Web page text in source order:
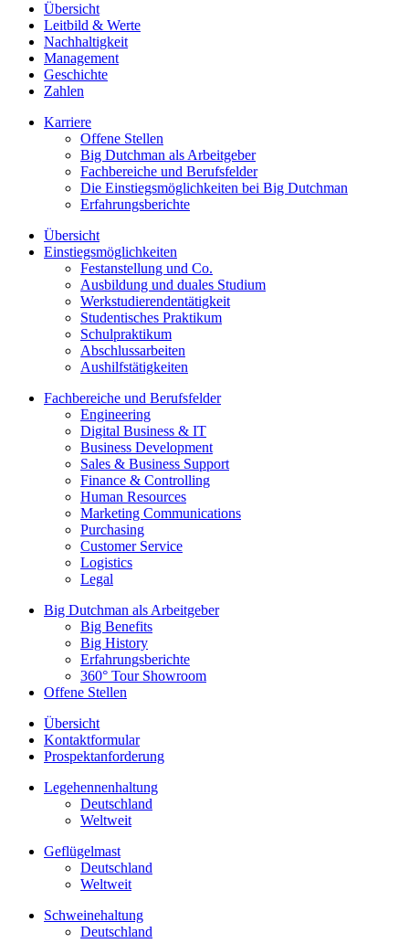
Übersicht
Leitbild & Werte
Nachhaltigkeit
Management
Geschichte
Zahlen
Karriere
Offene Stellen
Big Dutchman als Arbeitgeber
Fachbereiche und Berufsfelder
Die Einstiegsmöglichkeiten bei Big Dutchman
Erfahrungsberichte
Übersicht
Einstiegsmöglichkeiten
Festanstellung und Co.
Ausbildung und duales Studium
Werkstudierendentätigkeit
Studentisches Praktikum
Schulpraktikum
Abschlussarbeiten
Aushilfstätigkeiten
Fachbereiche und Berufsfelder
Engineering
Digital Business & IT
Business Development
Sales & Business Support
Finance & Controlling
Human Resources
Marketing Communications
Purchasing
Customer Service
Logistics
Legal
Big Dutchman als Arbeitgeber
Big Benefits
Big History
Erfahrungsberichte
360° Tour Showroom
Offene Stellen
Übersicht
Kontaktformular
Prospektanforderung
Legehennenhaltung
Deutschland
Weltweit
Geflügelmast
Deutschland
Weltweit
Schweinehaltung
Deutschland